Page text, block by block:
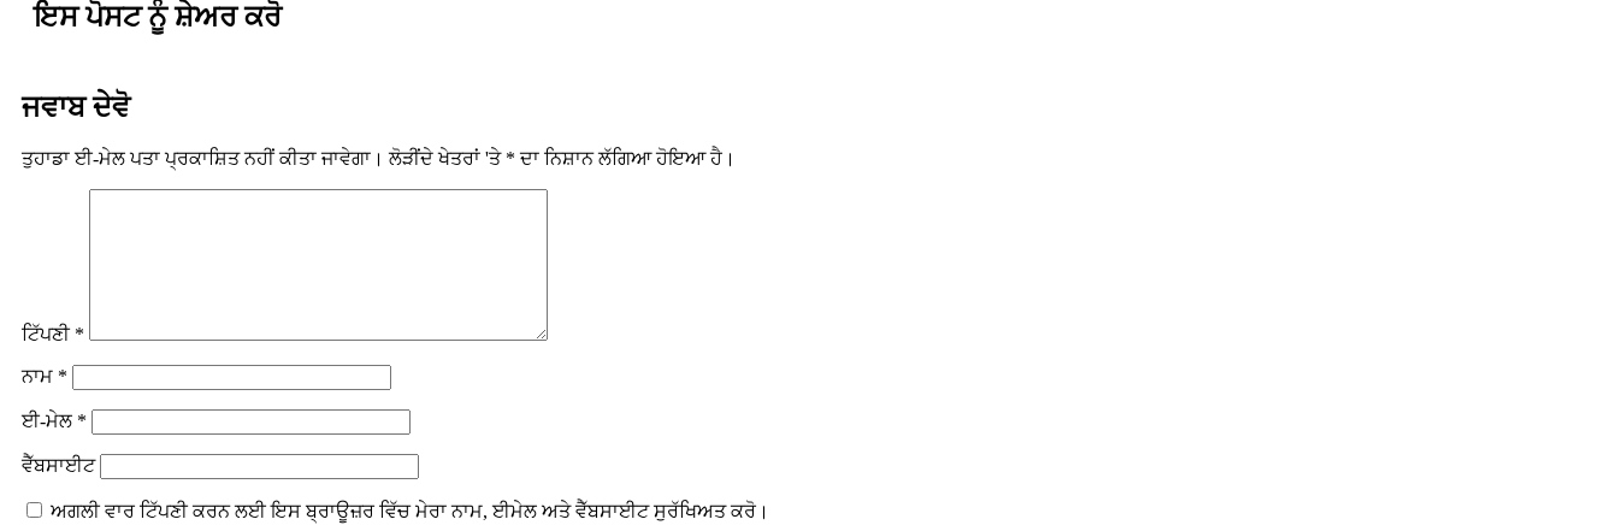
ਇਸ ਪੋਸਟ ਨੂੰ ਸ਼ੇਅਰ ਕਰੋ
ਜਵਾਬ ਦੇਵੋ
ਤੁਹਾਡਾ ਈ-ਮੇਲ ਪਤਾ ਪ੍ਰਕਾਸ਼ਿਤ ਨਹੀਂ ਕੀਤਾ ਜਾਵੇਗਾ। ਲੋੜੀਂਦੇ ਖੇਤਰਾਂ 'ਤੇ * ਦਾ ਨਿਸ਼ਾਨ ਲੱਗਿਆ ਹੋਇਆ ਹੈ।
ਟਿੱਪਣੀ *
ਨਾਮ *
ਈ-ਮੇਲ *
ਵੈੱਬਸਾਈਟ
ਅਗਲੀ ਵਾਰ ਟਿੱਪਣੀ ਕਰਨ ਲਈ ਇਸ ਬ੍ਰਾਊਜ਼ਰ ਵਿੱਚ ਮੇਰਾ ਨਾਮ, ਈਮੇਲ ਅਤੇ ਵੈੱਬਸਾਈਟ ਸੁਰੱਖਿਅਤ ਕਰੋ।